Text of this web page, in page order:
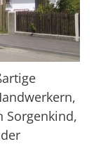
Sorgenkind,